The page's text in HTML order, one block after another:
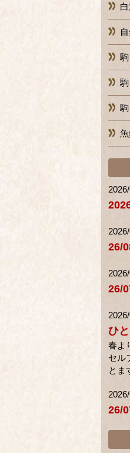
魚
26/
26/
ひ
春よ
セル
とま
26/